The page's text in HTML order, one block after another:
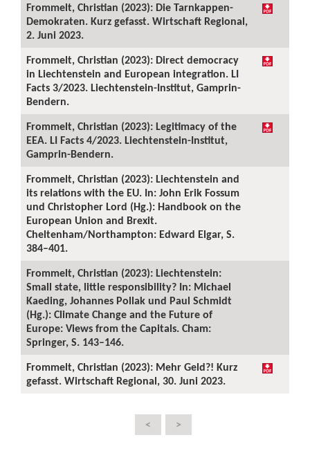
Frommelt, Christian (2023): Die Tarnkappen-
Demokraten. Kurz gefasst. Wirtschaft Regional,
2. Juni 2023.
Frommelt, Christian (2023): Direct democracy
in Liechtenstein and European integration. LI
Facts 3/2023. Liechtenstein-Institut, Gamprin-
Bendern.
Frommelt, Christian (2023): Legitimacy of the
EEA. LI Facts 4/2023. Liechtenstein-Institut,
Gamprin-Bendern.
Frommelt, Christian (2023): Liechtenstein and
its relations with the EU. In: John Erik Fossum
und Christopher Lord (Hg.): Handbook on the
European Union and Brexit.
Cheltenham/Northampton: Edward Elgar, S.
384–401.
Frommelt, Christian (2023): Liechtenstein:
Small state, little responsibility? In: Michael
Kaeding, Johannes Pollak und Paul Schmidt
(Hg.): Climate Change and the Future of
Europe: Views from the Capitals. Cham:
Springer, S. 143–146.
Frommelt, Christian (2023): Mehr Geld?! Kurz
gefasst. Wirtschaft Regional, 30. Juni 2023.
< >